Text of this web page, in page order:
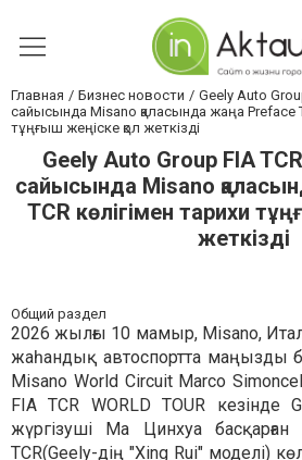
Главная Бизнес новости
Geely Auto
сайысында Misano қаласында жаңа Preface
тұңғыш жеңіске қол жеткізді
Geely Auto Group FIA
сайысында Misano
TCR көлігімен тарихи
жеткізді
Общий раздел
2026 жылғы 10 мамыр, Misano,
жаһандық автоспортта маңызды
Misano World Circuit Marco
FIA TCR WORLD TOUR кезінде
жүргізуші Ма Цинхуа
TCR(Geely-дің "Xing Rui" моделі)